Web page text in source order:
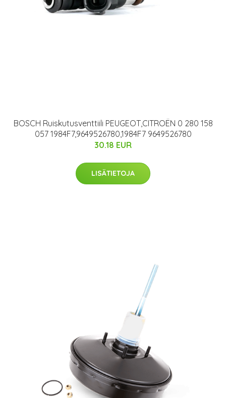
BOSCH Ruiskutusventtiili PEUGEOT,CITROËN 0 280 158
057 1984F7,9649526780,1984F7 9649526780
30.18 EUR
LISÄTIETOJA